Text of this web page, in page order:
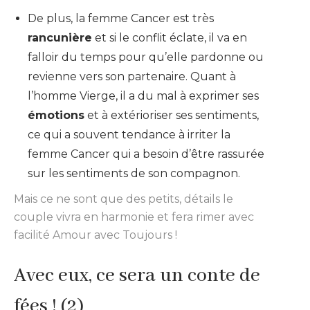
De plus, la femme Cancer est très
rancunière et si le conflit éclate, il va en
falloir du temps pour qu’elle pardonne ou
revienne vers son partenaire. Quant à
l’homme Vierge, il a du mal à exprimer ses
émotions et à extérioriser ses sentiments,
ce qui a souvent tendance à irriter la
femme Cancer qui a besoin d’être rassurée
sur les sentiments de son compagnon.
Mais ce ne sont que des petits, détails le
couple vivra en harmonie et fera rimer avec
facilité Amour avec Toujours !
Avec eux, ce sera un conte de